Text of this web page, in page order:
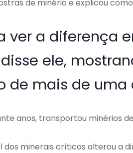
de minério e explicou
ver a diferença
ele,
de mais de uma
anos, transportou minérios
dos minerais críticos alterou a